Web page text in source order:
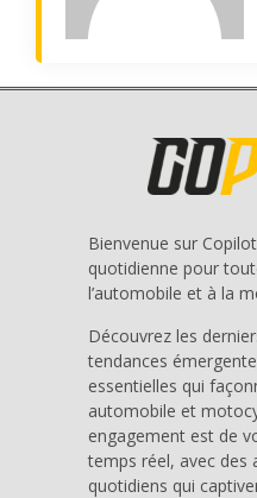
Bienvenue sur
quotidienne pour
l’automobile et à la
Découvrez les
tendances
essentielles qui
automobile et
engagement est de
temps réel, avec des
quotidiens qui